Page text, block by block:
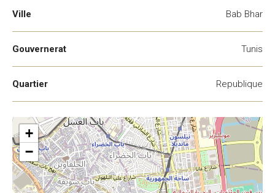
Ville Bab Bhar
Gouvernerat Tunis
Quartier Republique
+
−